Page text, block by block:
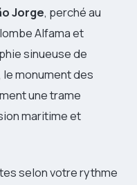
Jorge, perché au
Alfama et
sinueuse de
le monument des
une trame
maritime et
selon votre rythme